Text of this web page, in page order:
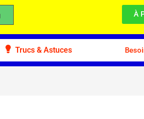
À
Trucs & Astuces